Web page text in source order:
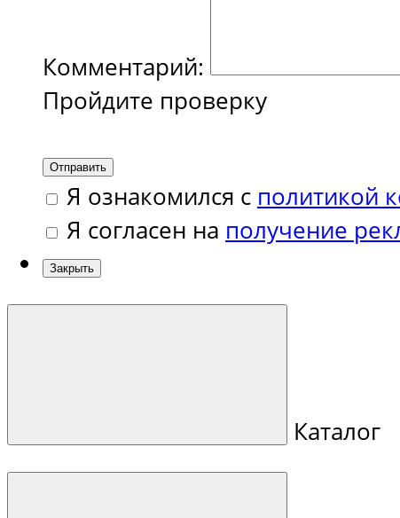
Комментарий:
Пройдите проверку
Отправить
Я ознакомился с политикой
Я согласен на получение
Закрыть
Каталог